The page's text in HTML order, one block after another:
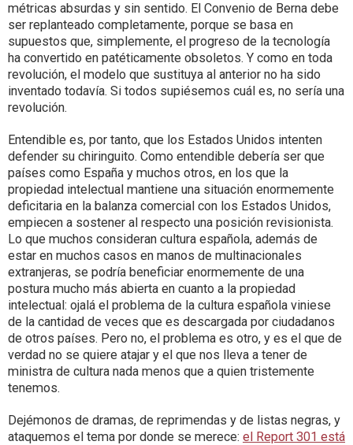
métricas absurdas y sin sentido. El Convenio de Berna debe
ser replanteado completamente, porque se basa en
supuestos que, simplemente, el progreso de la tecnología
ha convertido en patéticamente obsoletos. Y como en toda
revolución, el modelo que sustituya al anterior no ha sido
inventado todavía. Si todos supiésemos cuál es, no sería una
revolución.
Entendible es, por tanto, que los Estados Unidos intenten
defender su chiringuito. Como entendible debería ser que
países como España y muchos otros, en los que la
propiedad intelectual mantiene una situación enormemente
deficitaria en la balanza comercial con los Estados Unidos,
empiecen a sostener al respecto una posición revisionista.
Lo que muchos consideran cultura española, además de
estar en muchos casos en manos de multinacionales
extranjeras, se podría beneficiar enormemente de una
postura mucho más abierta en cuanto a la propiedad
intelectual: ojalá el problema de la cultura española viniese
de la cantidad de veces que es descargada por ciudadanos
de otros países. Pero no, el problema es otro, y es el que de
verdad no se quiere atajar y el que nos lleva a tener de
ministra de cultura nada menos que a quien tristemente
tenemos.
Dejémonos de dramas, de reprimendas y de listas negras, y
ataquemos el tema por donde se merece: el Report 301 está